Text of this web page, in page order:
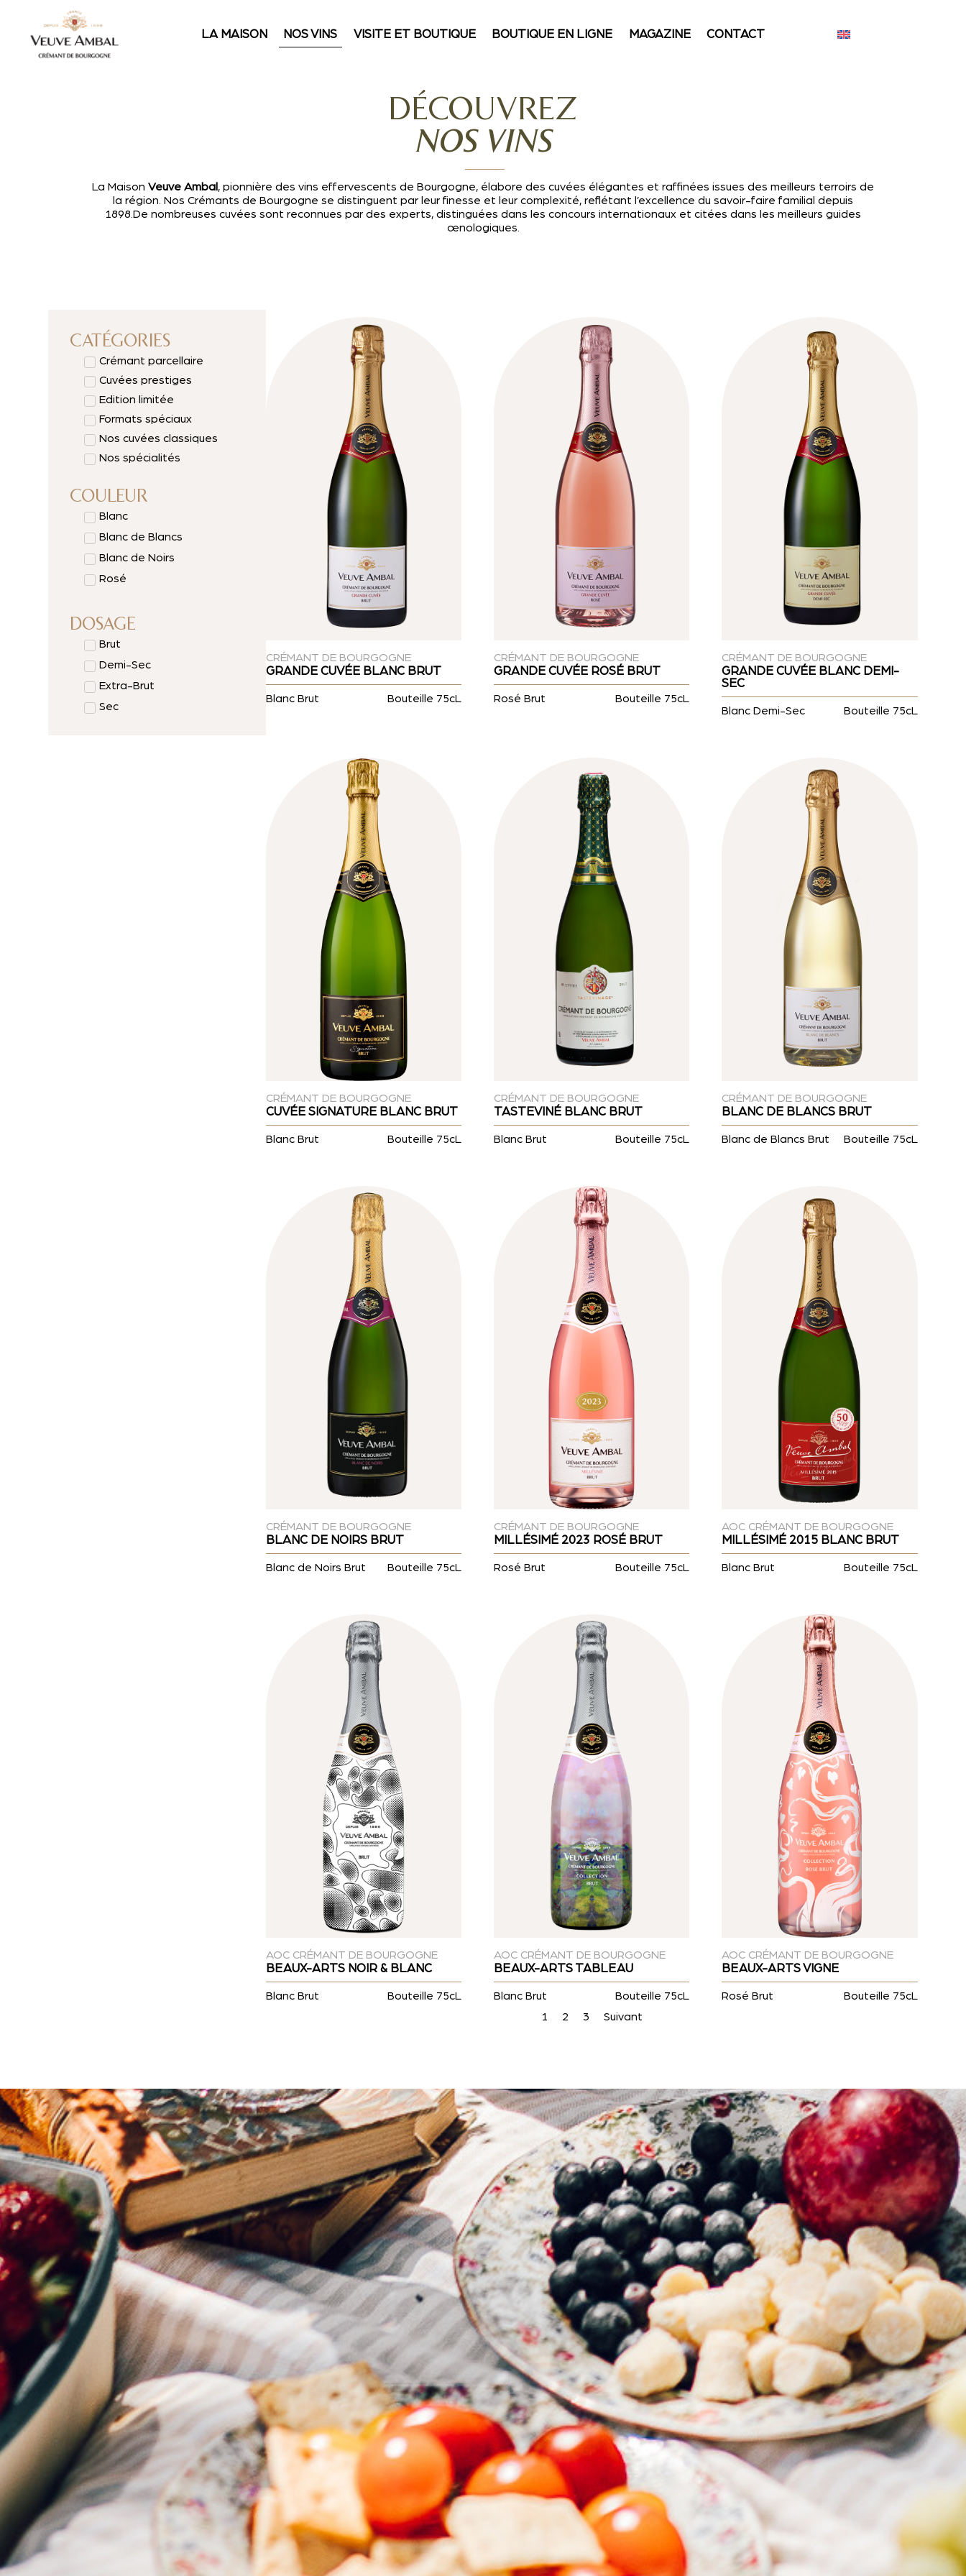
LA MAISON NOS VINS VISITE ET BOUTIQUE BOUTIQUE EN LIGNE MAGAZINE CONTACT
DÉCOUVREZ
NOS VINS
La Maison Veuve Ambal , pionnière des vins effervescents de Bourgogne, élabore des cuvées élégantes et raffinées issues des meilleurs terroirs de
la région. Nos Crémants de Bourgogne se distinguent par leur finesse et leur complexité, reflétant l’excellence du savoir-faire familial depuis
1898.De nombreuses cuvées sont reconnues par des experts, distinguées dans les concours internationaux et citées dans les meilleurs guides
œnologiques.
CATÉGORIES
Crémant parcellaire
Cuvées prestiges
Edition limitée
Formats spéciaux
Nos cuvées classiques
Nos spécialités
COULEUR
Blanc
Blanc de Blancs
Blanc de Noirs
Rosé
DOSAGE
Brut
Demi-Sec
Extra-Brut
Sec
CRÉMANT DE BOURGOGNE
GRANDE CUVÉE BLANC BRUT
Blanc Brut Bouteille 75cL
CRÉMANT DE BOURGOGNE
GRANDE CUVÉE ROSÉ BRUT
Rosé Brut Bouteille 75cL
CRÉMANT DE BOURGOGNE
GRANDE CUVÉE BLANC DEMI-
SEC
Blanc Demi-Sec Bouteille 75cL
CRÉMANT DE BOURGOGNE
CUVÉE SIGNATURE BLANC BRUT
Blanc Brut Bouteille 75cL
CRÉMANT DE BOURGOGNE
TASTEVINÉ BLANC BRUT
Blanc Brut Bouteille 75cL
CRÉMANT DE BOURGOGNE
BLANC DE BLANCS BRUT
Blanc de Blancs Brut Bouteille 75cL
CRÉMANT DE BOURGOGNE
BLANC DE NOIRS BRUT
Blanc de Noirs Brut Bouteille 75cL
CRÉMANT DE BOURGOGNE
MILLÉSIMÉ 2023 ROSÉ BRUT
Rosé Brut Bouteille 75cL
AOC CRÉMANT DE BOURGOGNE
MILLÉSIMÉ 2015 BLANC BRUT
Blanc Brut Bouteille 75cL
AOC CRÉMANT DE BOURGOGNE
BEAUX-ARTS NOIR & BLANC
Blanc Brut Bouteille 75cL
AOC CRÉMANT DE BOURGOGNE
BEAUX-ARTS TABLEAU
Blanc Brut Bouteille 75cL
AOC CRÉMANT DE BOURGOGNE
BEAUX-ARTS VIGNE
Rosé Brut
Bouteille 75cL
1
2 3 Suivant